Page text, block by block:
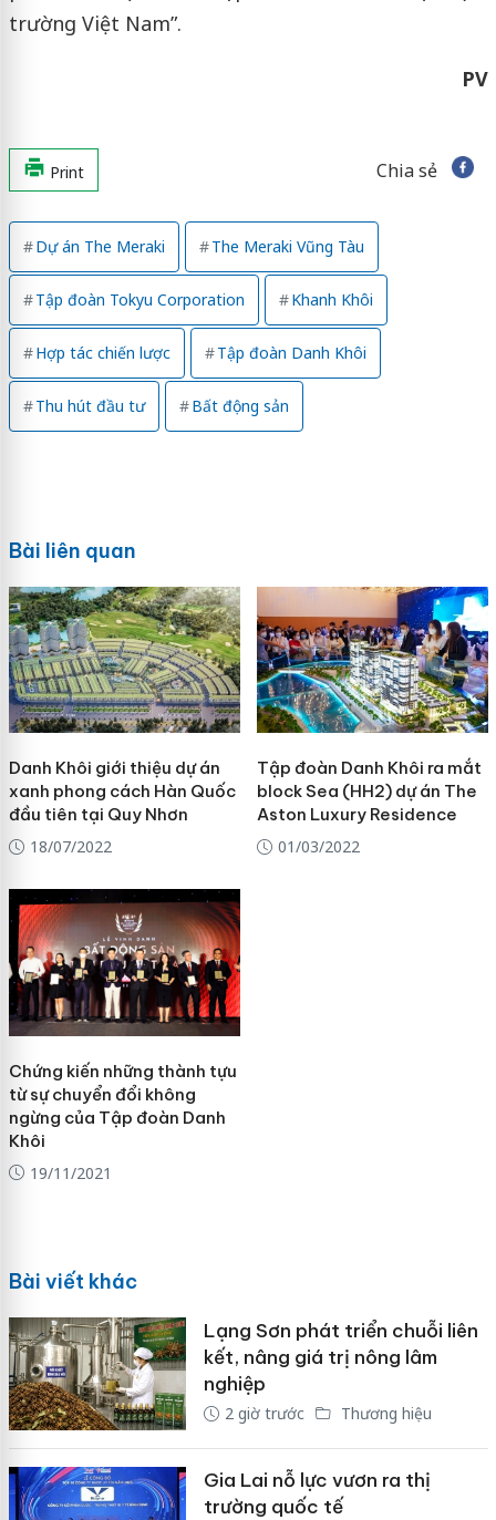
trường Việt Nam”.
PV
Print Chia sẻ
Dự án The Meraki The Meraki Vũng Tàu
Tập đoàn Tokyu Corporation Khanh Khôi
Hợp tác chiến lược Tập đoàn Danh Khôi
Thu hút đầu tư Bất động sản
Bài liên quan
Danh Khôi giới thiệu dự án
xanh phong cách Hàn Quốc
đầu tiên tại Quy Nhơn
18/07/2022
Tập đoàn Danh Khôi ra mắt
block Sea (HH2) dự án The
Aston Luxury Residence
01/03/2022
Chứng kiến những thành tựu
từ sự chuyển đổi không
ngừng của Tập đoàn Danh
Khôi
19/11/2021
Bài viết khác
Lạng Sơn phát triển chuỗi liên
kết, nâng giá trị nông lâm
nghiệp
2 giờ trước Thương hiệu
Gia Lai nỗ lực vươn ra thị
trường quốc tế